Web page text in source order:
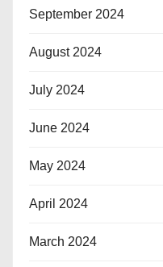
September 2024
August 2024
July 2024
June 2024
May 2024
April 2024
March 2024